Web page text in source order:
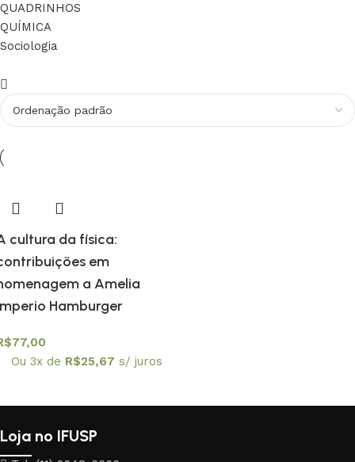
QUADRINHOS
QUÍMICA
Sociologia
cultura da física:
em
a Amelia
Hamburger
77,00
Ou 3x de R$25,67 s/ juros
Loja no IFUSP